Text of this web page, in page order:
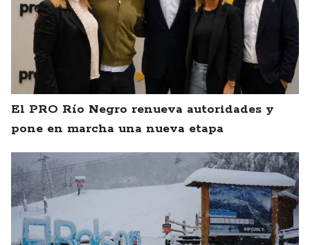
El PRO Río Negro renueva autoridades y
pone en marcha una nueva etapa